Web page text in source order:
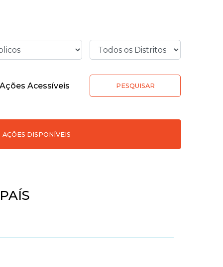
Acessíveis PESQUISAR
AÇÕES DISPONÍVEIS